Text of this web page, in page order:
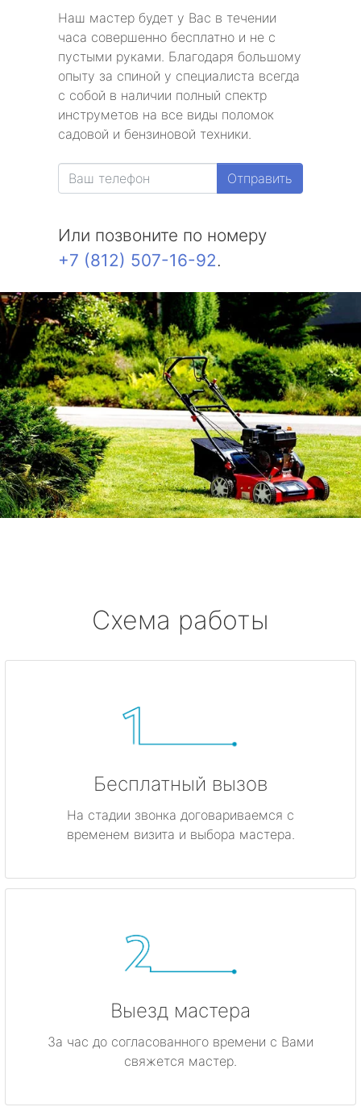
Наш мастер будет у Вас в течении
часа совершенно бесплатно и не с
пустыми руками. Благодаря большому
опыту за спиной у специалиста всегда
с собой в наличии полный спектр
инструметов на все виды поломок
садовой и бензиновой техники.
Отправить
Или позвоните по номеру
+7 (812) 507-16-92.
Схема работы
Бесплатный вызов
На стадии звонка договариваемся с
временем визита и выбора мастера.
Выезд мастера
За час до согласованного времени с Вами
свяжется мастер.